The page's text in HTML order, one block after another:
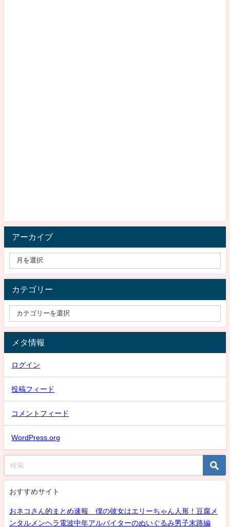
アーカイブ
カテゴリー
メタ情報
ログイン
投稿フィード
コメントフィード
WordPress.org
おすすめサイト
おネコさん的まとめ速報 僕の彼女はエリーちゃん人形！豆腐メ
ンタルメンヘラ電波中年アルバイターのぬいぐるみ男子末路編